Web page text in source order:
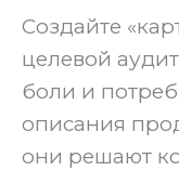
Создайте
целевой
боли и
описания
они решают